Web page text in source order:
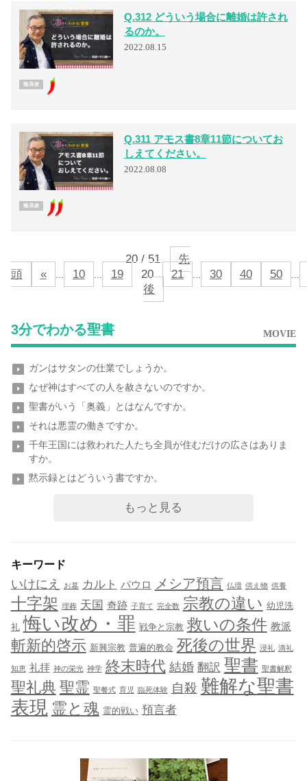
Q.312 どういう場合に離婚は許され
るのか。
2022.08.15
Q.311 アモス書8章11節についてお
しえてください。
2022.08.08
20 / 51
先
頭
« 10 19 20 21 30 40 50
後
3分でわかる聖書 MOVIE
ガンはサタンの仕業でしょうか。
なぜ神はすべての人を赦さないのですか。
聖書がいう「奥義」とはなんですか。
それは悪霊の働きですか。
千年王国には救われた人たち全員が住むだけの広さはありま
すか。
黙示録とはどういう書ですか。
もっと見る
キーワード
いけにえ お墓 カルト パウロ メシア預言 仏壇 供え物 供養
十字架 埋葬 天国 奇跡 子育て 完全数 宗教の違い 幼児洗
礼 悔い改め・罪 戦争と宗教 救いの条件 教派
斬新的啓示 新興宗教 普遍的教会 死後の世界 浸礼 滴礼
知恵 礼拝 神の栄光 神学 終末時代 結婚 翻訳 聖書 聖書解釈
聖礼典 聖霊 聖餐式 育児 臨死体験 自殺 難解な聖書
表現 霊と魂 霊的戦い 預言者